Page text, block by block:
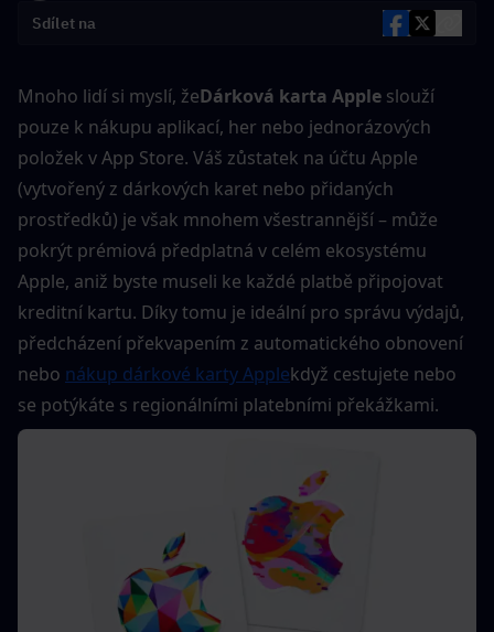
Sdílet na
Mnoho lidí si myslí, žeDárková karta Apple slouží
pouze k nákupu aplikací, her nebo jednorázových
položek v App Store. Váš zůstatek na účtu Apple
(vytvořený z dárkových karet nebo přidaných
prostředků) je však mnohem všestrannější – může
pokrýt prémiová předplatná v celém ekosystému
Apple, aniž byste museli ke každé platbě připojovat
kreditní kartu. Díky tomu je ideální pro správu výdajů,
předcházení překvapením z automatického obnovení
nebo nákup dárkové karty Applekdyž cestujete nebo
se potýkáte s regionálními platebními překážkami.